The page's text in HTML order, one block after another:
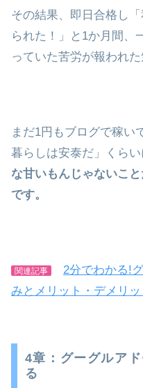
その結果、即日合格し
られた！」と1か月間、
っていた苦労が報われた
まだ1円もブログで稼い
暮らしは安泰だ」くらい
な甘いもんじゃないこ
です。
関連記事
2分でわかる!
みとメリット・デメリッ
4章：グーグルア
る